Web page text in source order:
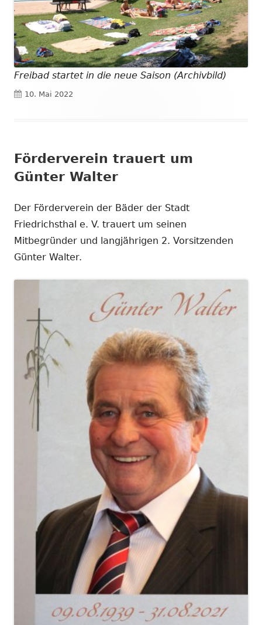
Freibad startet in die neue Saison (Archivbild)
Veröffentlicht
10. Mai 2022
Förderverein trauert um
Günter Walter
Der Förderverein der Bäder der Stadt
Friedrichsthal e. V. trauert um seinen
Mitbegründer und langjährigen 2. Vorsitzenden
Günter Walter.